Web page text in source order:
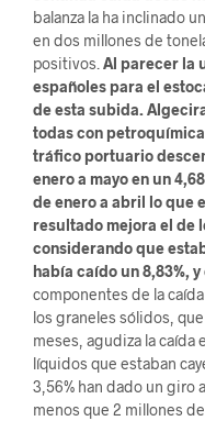
balanza la ha inclinado
en dos millones de
positivos. Al parecer la
españoles para el
de esta subida.
todas con
tráfico portuario
enero a mayo en un
de enero a abril lo que
resultado mejora el de
considerando que
había caído un 8,83%,
componentes de la
los graneles sólidos,
meses, agudiza la caída
líquidos que estaban
3,56% han dado un giro
menos que 2 millones